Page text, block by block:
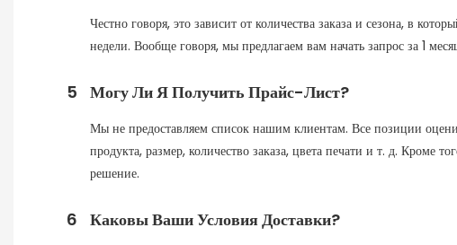
Честно говоря, это зависит от количества заказа и сезона, в
недели. Вообще говоря, мы предлагаем вам начать запрос за 1
5 Могу Ли Я Получить Прайс-Лист?
Мы не предоставляем список нашим клиентам. Все позиции
продукта, размер, количество заказа, цвета печати и т. д.
решение.
6 Каковы Ваши Условия Доставки?